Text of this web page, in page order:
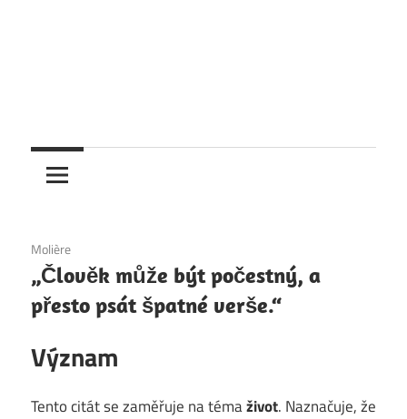
6. 12. 2020
Molière
„Člověk může být počestný, a
přesto psát špatné verše.“
Význam
Tento citát se zaměřuje na témaživot. Naznačuje, že